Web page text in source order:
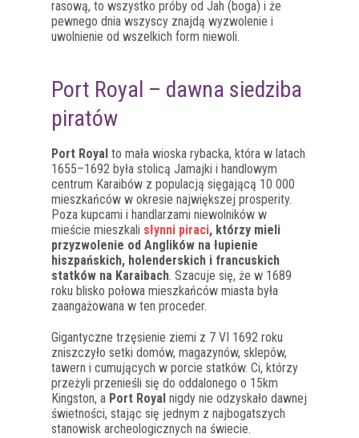
rasową, to wszystko próby od Jah (boga) i że
pewnego dnia wszyscy znajdą wyzwolenie i
uwolnienie od wszelkich form niewoli.
Port Royal – dawna siedziba
piratów
Port Royal to mała wioska rybacka, która w latach
1655–1692 była stolicą Jamajki i handlowym
centrum Karaibów z populacją sięgającą 10 000
mieszkańców w okresie największej prosperity.
Poza kupcami i handlarzami niewolników w
mieście mieszkali słynni piraci, którzy mieli
przyzwolenie od Anglików na łupienie
hiszpańskich, holenderskich i francuskich
statków na Karaibach. Szacuje się, że w 1689
roku blisko połowa mieszkańców miasta była
zaangażowana w ten proceder.
Gigantyczne trzęsienie ziemi z 7 VI 1692 roku
zniszczyło setki domów, magazynów, sklepów,
tawern i cumujących w porcie statków. Ci, którzy
przeżyli przenieśli się do oddalonego o 15km
Kingston, a Port Royal nigdy nie odzyskało dawnej
świetności, stając się jednym z najbogatszych
stanowisk archeologicznych na świecie.